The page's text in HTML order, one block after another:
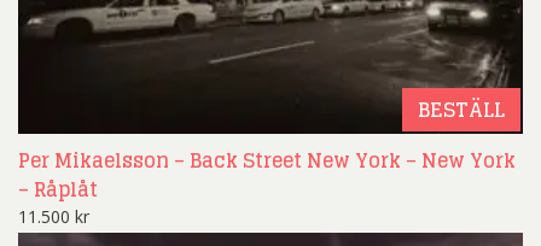
BESTÄLL
Per Mikaelsson – Back Street New York – New York
– Råplåt
11.500 kr